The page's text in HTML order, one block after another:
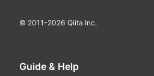
© 2011-2026 Qiita Inc.
Guide & Help